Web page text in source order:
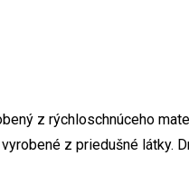
z rýchloschnúceho
z priedušné látky.